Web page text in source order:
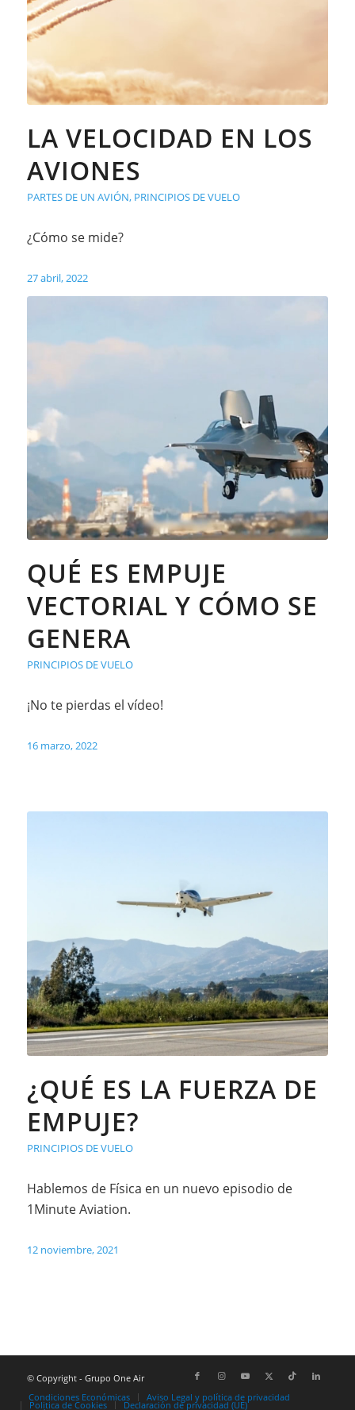
LA VELOCIDAD EN LOS
AVIONES
PARTES DE UN AVIÓN, PRINCIPIOS DE VUELO
¿Cómo se mide?
27 abril, 2022
QUÉ ES EMPUJE
VECTORIAL Y CÓMO SE
GENERA
PRINCIPIOS DE VUELO
¡No te pierdas el vídeo!
16 marzo, 2022
¿QUÉ ES LA FUERZA DE
EMPUJE?
PRINCIPIOS DE VUELO
Hablemos de Física en un nuevo episodio de
1Minute Aviation.
12 noviembre, 2021
© Copyright - Grupo One Air
Condiciones Económicas
Aviso Legal y política de privacidad
Politica de Cookies Declaración de privacidad (UE)